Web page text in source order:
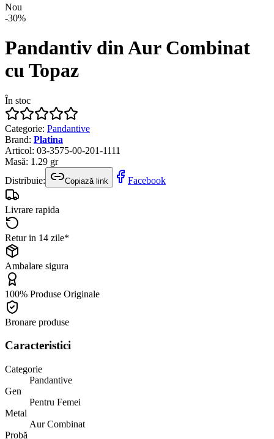
Nou
-30%
Pandantiv din Aur Combinat
cu Topaz
În stoc
Categorie: Pandantive
Brand: Platina
Articol: 03-3575-00-201-1111
Masă: 1.29 gr
Distribuie:
Copiază link Facebook
Livrare rapida
Retur in 14 zile*
Ambalare sigura
100% Produse Originale
Bronare produse
Caracteristici
Categorie
Pandantive
Gen
Pentru Femei
Metal
Aur Combinat
Probă